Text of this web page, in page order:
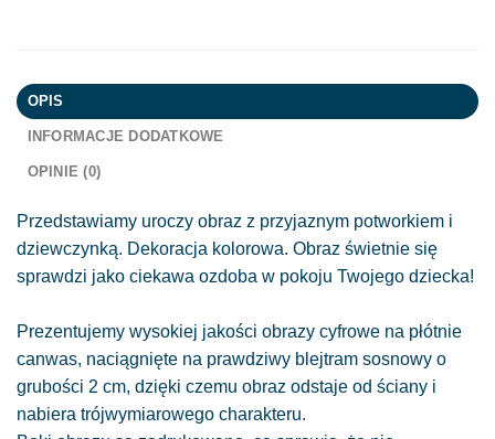
OPIS
INFORMACJE DODATKOWE
OPINIE (0)
Przedstawiamy uroczy obraz z przyjaznym potworkiem i
dziewczynką. Dekoracja kolorowa. Obraz świetnie się
sprawdzi jako ciekawa ozdoba w pokoju Twojego dziecka!
Prezentujemy wysokiej jakości obrazy cyfrowe na płótnie
canwas, naciągnięte na prawdziwy blejtram sosnowy o
grubości 2 cm, dzięki czemu obraz odstaje od ściany i
nabiera trójwymiarowego charakteru.